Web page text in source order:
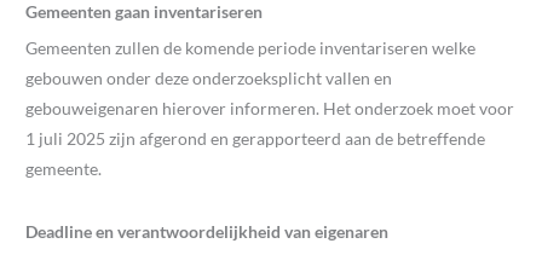
Gemeenten gaan inventariseren
Gemeenten zullen de komende periode inventariseren welke
gebouwen onder deze onderzoeksplicht vallen en
gebouweigenaren hierover informeren. Het onderzoek moet voor
1 juli 2025 zijn afgerond en gerapporteerd aan de betreffende
gemeente.
Deadline en verantwoordelijkheid van eigenaren